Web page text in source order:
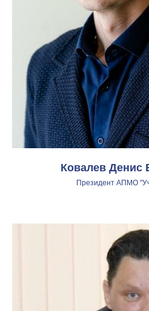
Ковалев Денис
Президент АПМО